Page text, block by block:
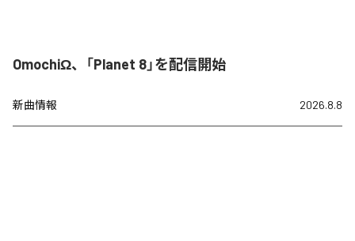
OmochiΩ、「Planet 8」を配信開始
新曲情報 2026.8.8